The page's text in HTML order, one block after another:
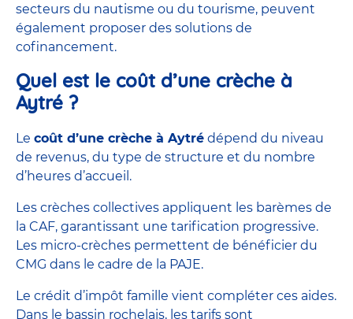
secteurs du nautisme ou du tourisme, peuvent
également proposer des solutions de
cofinancement.
Quel est le coût d’une crèche à
Aytré ?
Le coût d’une crèche à Aytré dépend du niveau
de revenus, du type de structure et du nombre
d’heures d’accueil.
Les crèches collectives appliquent les barèmes de
la CAF, garantissant une tarification progressive.
Les micro-crèches permettent de bénéficier du
CMG dans le cadre de la PAJE.
Le crédit d’impôt famille vient compléter ces aides.
Dans le bassin rochelais, les tarifs sont